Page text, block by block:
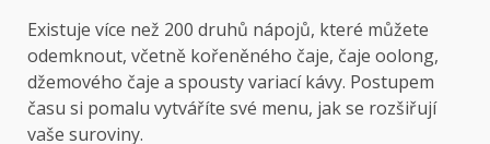
Existuje více než 200 druhů nápojů, které můžete
odemknout, včetně kořeněného čaje, čaje oolong,
džemového čaje a spousty variací kávy. Postupem
času si pomalu vytváříte své menu, jak se rozšiřují
vaše suroviny.